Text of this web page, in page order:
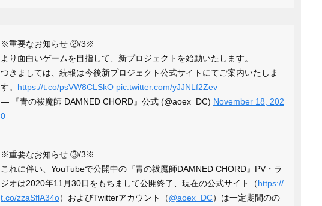
※重要なお知らせ ②/3※
より面白いゲームを目指して、新プロジェクトを始動いたします。
つきましては、続報は今後新プロジェクト公式サイトにてご案内いたしま
す。 https://t.co/psVW8CLSkO pic.twitter.com/yJJNLf2Zev
— 『青の祓魔師 DAMNED CHORD』公式 (@aoex_DC) November 18, 202
0
※重要なお知らせ ③/3※
これに伴い、YouTubeで公開中の『青の祓魔師DAMNED CHORD』PV・ラ
ジオは2020年11月30日をもちまして公開終了、現在の公式サイト（https://
t.co/zzaSflA34o）およびTwitterアカウント（@aoex_DC）は一定期間のの